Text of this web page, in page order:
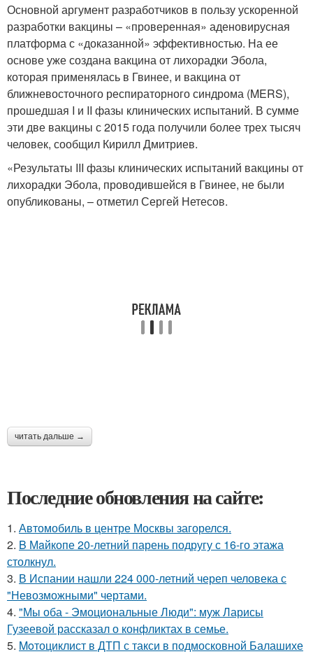
Основной аргумент разработчиков в пользу ускоренной
разработки вакцины – «проверенная» аденовирусная
платформа с «доказанной» эффективностью. На ее
основе уже создана вакцина от лихорадки Эбола,
которая применялась в Гвинее, и вакцина от
ближневосточного респираторного синдрома (MERS),
прошедшая I и II фазы клинических испытаний. В сумме
эти две вакцины с 2015 года получили более трех тысяч
человек, сообщил Кирилл Дмитриев.
«Результаты III фазы клинических испытаний вакцины от
лихорадки Эбола, проводившейся в Гвинее, не были
опубликованы, – отметил Сергей Нетесов.
читать дальше →
Последние обновления на сайте:
1. Автомобиль в центре Москвы загорелся.
2. B Мaйкопе 20-летний парень подругу с 16-го этажа
столкнул.
3. В Испании нашли 224 000-летний череп человека с
"Невозможными" чертами.
4. "Мы оба - Эмоциональные Люди": муж Ларисы
Гузеевой рассказал о конфликтах в семье.
5. Moтоциклист в ДТП с такси в подмосковной Балашихе